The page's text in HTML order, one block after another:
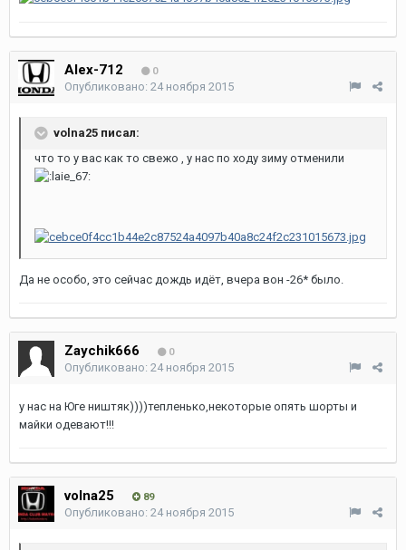
Alex-712 0
Опубликовано: 24 ноября 2015
volna25 писал:
что то у вас как то свежо , у нас по ходу зиму отменили
Да не особо, это сейчас дождь идёт, вчера вон -26* было.
Zaychik666 0
Опубликовано: 24 ноября 2015
у нас на Юге ништяк))))тепленько,некоторые опять шорты и
майки одевают!!!
volna25 89
Опубликовано: 24 ноября 2015